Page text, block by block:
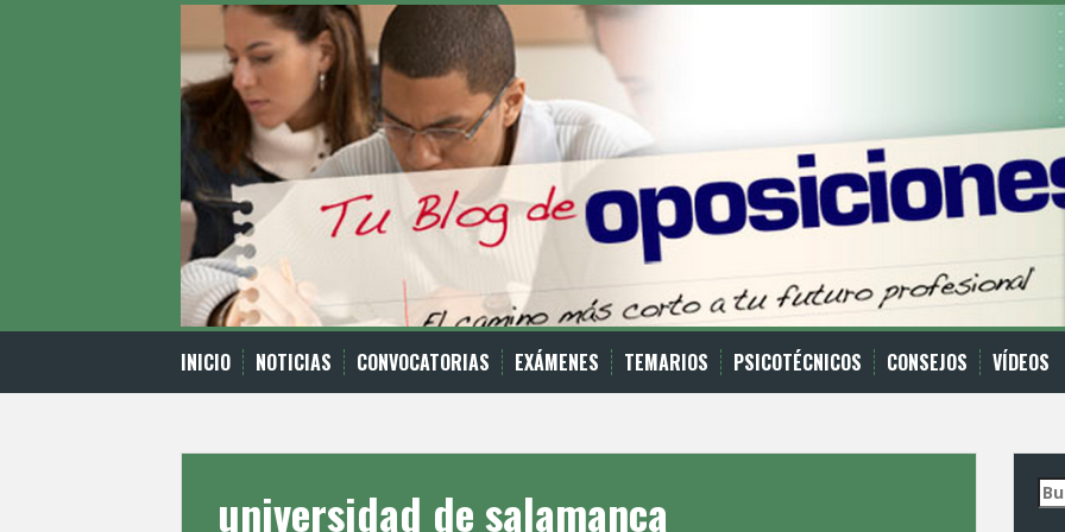
INICIO NOTICIAS CONVOCATORIAS EXÁMENES TEMARIOS PSICOTÉCNICOS CONSEJOS VÍ­DEOS
universidad de salamanca